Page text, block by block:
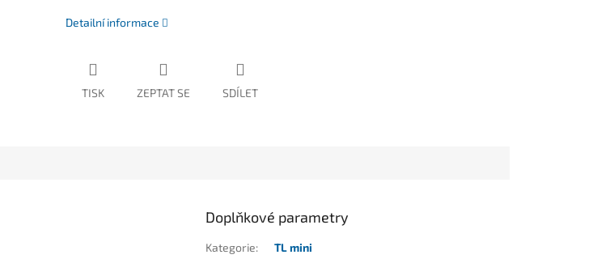
Detailní informace
TISK ZEPTAT SE SDÍLET
Doplňkové parametry
Kategorie:
TL mini